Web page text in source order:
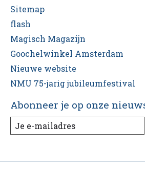
Sitemap
flash
Magisch Magazijn
Goochelwinkel Amsterdam
Nieuwe website
NMU 75-jarig jubileumfestival
Abonneer je op onze